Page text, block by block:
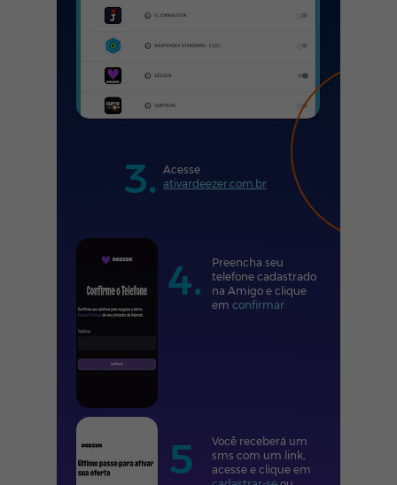
3. Acesse
ativardeezer.com.br
4.
Preencha seu
telefone cadastrado
na Amigo e clique
em confirmar
5
Você receberá um
sms com um link,
acesse e clique em